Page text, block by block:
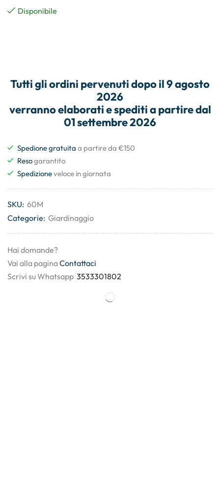
Disponibile
Tutti gliordini pervenuti dopo il9 agosto
2026
verranno elaborati espeditia partire dal
01 settembre 2026
Spedione gratuita a partire da €150
Resogarantito
Spedizioneveloce in giornata
SKU: 60M
Categorie: Giardinaggio
Hai domande?
Vai alla paginaContattaci
Scrivi su Whatsapp 3533301802